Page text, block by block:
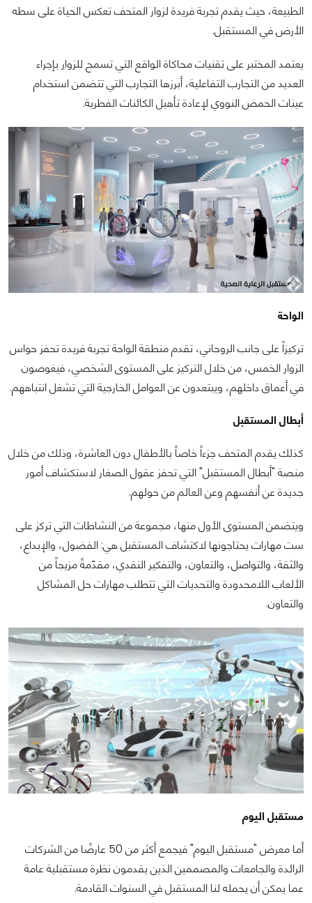
الطبيعة، حيث يقدم تجربة فريدة لزوار المتحف تعكس الحياة على سطه
الأرض في المستقبل.
يعتمد المختبر على تقنيات محاكاة الواقع التي تسمح للزوار بإجراء
العديد من التجارب التفاعلية، أبرزها التجارب التي تتضمن استخدام
عينات الحمض النووي لإعادة تأهيل الكائنات الفطرية.
الواحة
تركيزاً على جانب الروحاني، تقدم منطقة الواحة تجربة فريدة تحفز حواس
الزوار الخمس، من خلال التركيز على المستوى الشخصي، فيغوصون
في أعماق داخلهم، ويبتعدون عن العوامل الخارجية التي تشغل انتباههم.
أبطال المستقبل
كذلك يقدم المتحف جزءاً خاصاً بالأطفال دون العاشرة، وذلك من خلال
منصة "أبطال المستقبل" التي تحفز عقول الصغار لاستكشاف أمور
جديدة عن أنفسهم وعن العالم من حولهم.
ويتضمن المستوى الأول منها، مجموعة من النشاطات التي تركز على
ست مهارات يحتاجونها لاكتشاف المستقبل هي: الفضول، والإبداع،
والثقة، والتواصل، والتعاون، والتفكير النقدي، مقدّمةً مزيجاً من
الألعاب اللامحدودة والتحديات التي تتطلب مهارات حل المشاكل
والتعاون.
مستقبل اليوم
أما معرض "مستقبل اليوم" فيجمع أكثر من 50 عارضًا من الشركات
الرائدة والجامعات والمصممين الذين يقدمون نظرة مستقبلية عامة
عما يمكن أن يحمله لنا المستقبل في السنوات القادمة.